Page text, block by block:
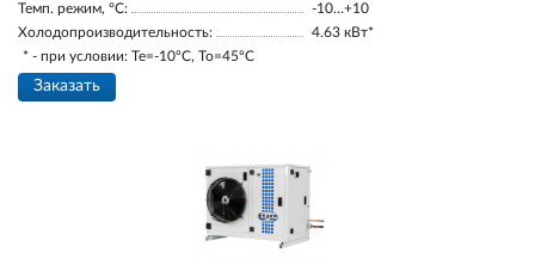
Темп. режим, °С:
-10…+10
Холодопроизводительность:
4.63 кВт*
* - при условии: Te=-10ºC, To=45ºC
Заказать